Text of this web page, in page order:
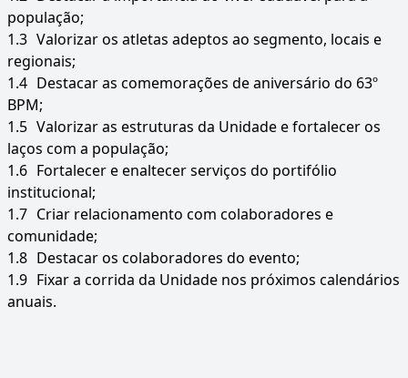
população;
1.3 Valorizar os atletas adeptos ao segmento, locais e
regionais;
1.4 Destacar as comemorações de aniversário do 63º
BPM;
1.5 Valorizar as estruturas da Unidade e fortalecer os
laços com a população;
1.6 Fortalecer e enaltecer serviços do portifólio
institucional;
1.7 Criar relacionamento com colaboradores e
comunidade;
1.8 Destacar os colaboradores do evento;
1.9 Fixar a corrida da Unidade nos próximos calendários
anuais.